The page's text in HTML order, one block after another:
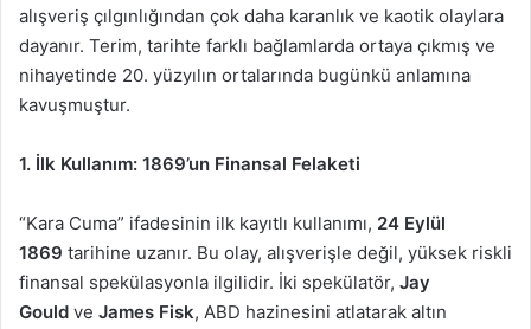
alışveriş çılgınlığından çok daha karanlık ve kaotik olaylara
dayanır. Terim, tarihte farklı bağlamlarda ortaya çıkmış ve
nihayetinde 20. yüzyılın ortalarında bugünkü anlamına
kavuşmuştur.
1. İlk Kullanım: 1869’un Finansal Felaketi
“Kara Cuma” ifadesinin ilk kayıtlı kullanımı, 24 Eylül
1869 tarihine uzanır. Bu olay, alışverişle değil, yüksek riskli
finansal spekülasyonla ilgilidir. İki spekülatör, Jay
Gould ve James Fisk, ABD hazinesini atlatarak altın